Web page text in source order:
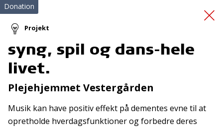
Minidiamanten: styr
vreden
Donation
Projekt
syng, spil og dans-hele
livet.
Plejehjemmet Vestergården
Musik kan have positiv effekt på dementes evne til at
opretholde hverdagsfunktioner og forbedre deres